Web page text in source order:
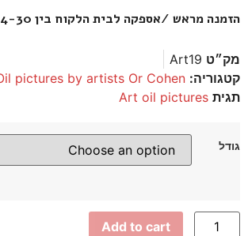
הזמנה מראש /אספקה לבית הלקוח בין 14-30 ימים.
מק״ט Art19
קטגוריה: pictures by artists Or Cohen
תגית Art oil pictures
גודל
Add to cart